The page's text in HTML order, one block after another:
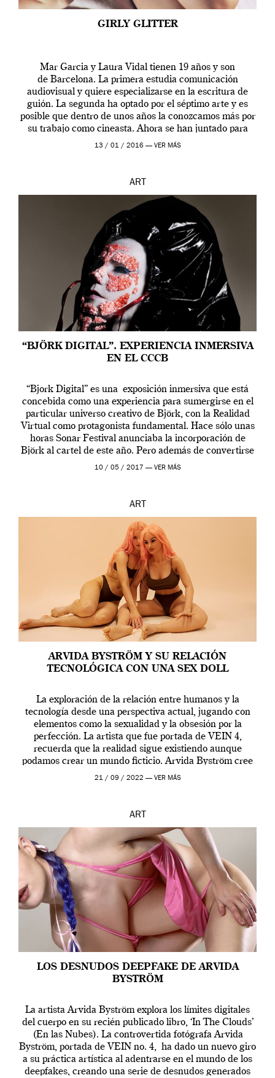
GIRLY GLITTER
Mar Garcia y Laura Vidal tienen 19 años y son
de Barcelona. La primera estudia comunicación
audiovisual y quiere especializarse en la escritura de
guión. La segunda ha optado por el séptimo arte y es
posible que dentro de unos años la conozcamos más por
su trabajo como cineasta. Ahora se han juntado para
contarnos una […]
13 / 01 / 2016 — VER MÁS
ART
“BJÖRK DIGITAL”. EXPERIENCIA INMERSIVA
EN EL CCCB
“Bjork Digital” es una exposición inmersiva que está
concebida como una experiencia para sumergirse en el
particular universo creativo de Björk, con la Realidad
Virtual como protagonista fundamental. Hace sólo unas
horas Sonar Festival anunciaba la incorporación de
Björk al cartel de este año. Pero además de convertirse
en una de las actuaciones más relevantes […]
10 / 05 / 2017 — VER MÁS
ART
ARVIDA BYSTRÖM Y SU RELACIÓN
TECNOLÓGICA CON UNA SEX DOLL
La exploración de la relación entre humanos y la
tecnología desde una perspectiva actual, jugando con
elementos como la sexualidad y la obsesión por la
perfección. La artista que fue portada de VEIN 4,
recuerda que la realidad sigue existiendo aunque
podamos crear un mundo ficticio. Arvida Byström cree
que los humanos tienen un complejo […]
21 / 09 / 2022 — VER MÁS
ART
LOS DESNUDOS DEEPFAKE DE ARVIDA
BYSTRÖM
La artista Arvida Byström explora los límites digitales
del cuerpo en su recién publicado libro, ‘In The Clouds’
(En las Nubes). La controvertida fotógrafa Arvida
Byström, portada de VEIN no. 4, ha dado un nuevo giro
a su práctica artística al adentrarse en el mundo de los
deepfakes, creando una serie de desnudos generados